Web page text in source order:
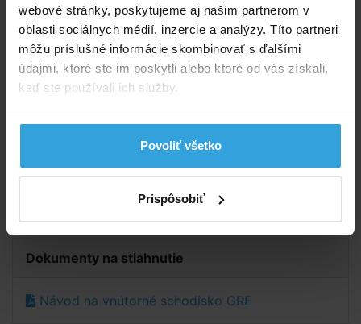
webové stránky, poskytujeme aj našim partnerom v
oblasti sociálnych médií, inzercie a analýzy. Títo partneri
môžu príslušné informácie skombinovať s ďalšími
údajmi, ktoré ste im poskytli alebo ktoré od vás získali,
keď ste používali ich služby.
Povoliť všetko
Prispôsobiť
sa plnia pieskom.
Vhodné pre bazény s výškou bočnej steny od 120 do
145 cm. Celková výška je cca 206 cm.Max. nosnosť
do 120 kg.
Na zaťaženie schodiska je potrebných cca 23 kg
Parametry
Dokumenty na stiahnutie
Návod na vnútorné schodisko GRE